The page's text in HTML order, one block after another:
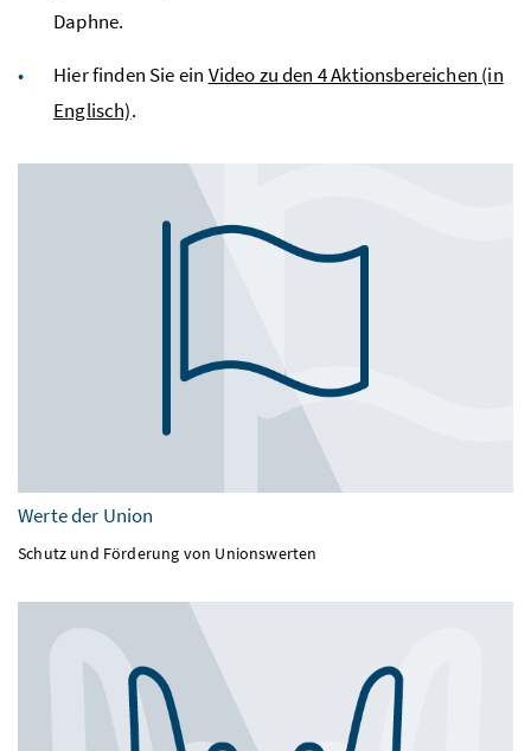
Daphne.
Hier finden Sie ein Video zu den 4 Aktionsbereichen (in
Englisch).
Werte der Union
Schutz und Förderung von Unionswerten